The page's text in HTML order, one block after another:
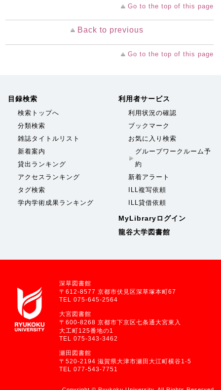
Go to the top of this page
Back to previous
Go to the top of this page
目録検索
検索トップへ
分類検索
雑誌タイトルリスト
新着案内
貸出ランキング
アクセスランキング
タグ検索
学内学術成果ランキング
利用者サービス
利用状況の確認
ブックマーク
お気に入り検索
グループワークルーム予
約
新着アラート
ILL複写依頼
ILL貸借依頼
MyLibraryログイン
龍谷大学図書館
深草図書館
〒612-8577 京都市伏見区深草塚本町67
TEL 075-645-2564
大宮図書館
〒600-8268 京都市下京区七条通大宮東入
大工町125番地の1
TEL 075-343-3462
瀬田図書館
〒520-2194 滋賀県大津市瀬田大江町横谷1-5
TEL 077-543-7751